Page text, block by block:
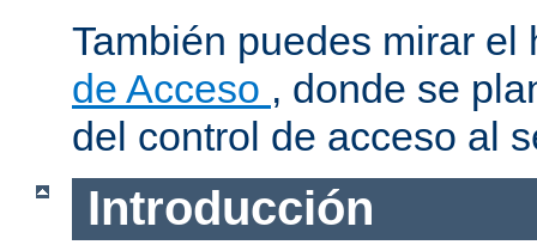
También puedes mirar
de Acceso , donde se
del control de acceso al
Introducción